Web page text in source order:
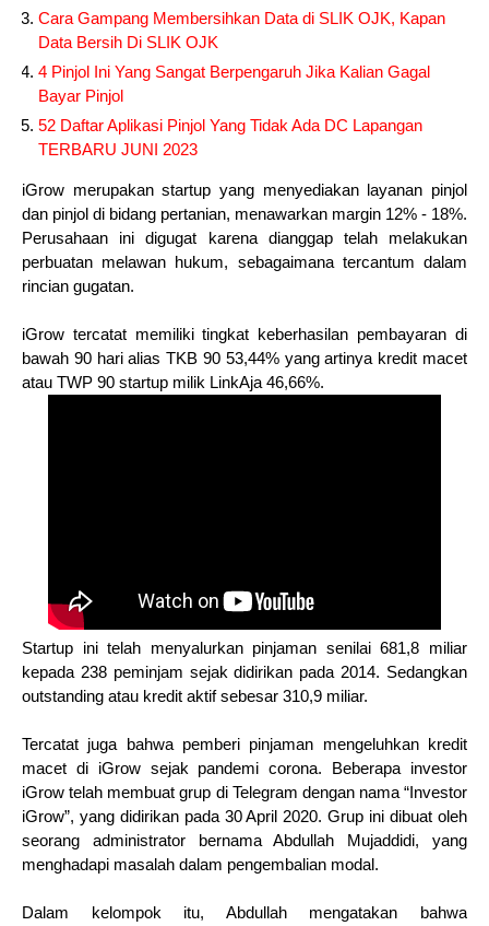
Cara Gampang Membersihkan Data di SLIK OJK, Kapan
Data Bersih Di SLIK OJK
4 Pinjol Ini Yang Sangat Berpengaruh Jika Kalian Gagal
Bayar Pinjol
52 Daftar Aplikasi Pinjol Yang Tidak Ada DC Lapangan
TERBARU JUNI 2023
iGrow merupakan startup yang menyediakan layanan pinjol
dan pinjol di bidang pertanian, menawarkan margin 12% - 18%.
Perusahaan ini digugat karena dianggap telah melakukan
perbuatan melawan hukum, sebagaimana tercantum dalam
rincian gugatan.
iGrow tercatat memiliki tingkat keberhasilan pembayaran di
bawah 90 hari alias TKB 90 53,44% yang artinya kredit macet
atau TWP 90 startup milik LinkAja 46,66%.
Startup ini telah menyalurkan pinjaman senilai 681,8 miliar
kepada 238 peminjam sejak didirikan pada 2014. Sedangkan
outstanding atau kredit aktif sebesar 310,9 miliar.
Tercatat juga bahwa pemberi pinjaman mengeluhkan kredit
macet di iGrow sejak pandemi corona. Beberapa investor
iGrow telah membuat grup di Telegram dengan nama “Investor
iGrow”, yang didirikan pada 30 April 2020. Grup ini dibuat oleh
seorang administrator bernama Abdullah Mujaddidi, yang
menghadapi masalah dalam pengembalian modal.
Dalam kelompok itu, Abdullah mengatakan bahwa